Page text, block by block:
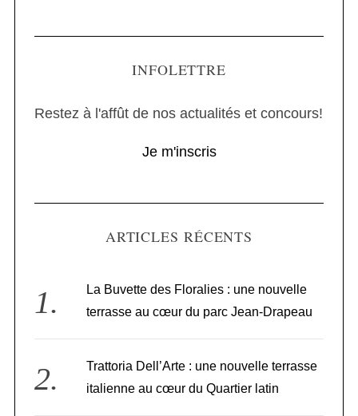
INFOLETTRE
Restez à l'affût de nos actualités et concours!
Je m'inscris
ARTICLES RÉCENTS
La Buvette des Floralies : une nouvelle
terrasse au cœur du parc Jean-Drapeau
Trattoria Dell’Arte : une nouvelle terrasse
italienne au cœur du Quartier latin